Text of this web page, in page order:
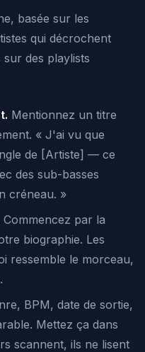
basée sur les
qui décrochent
des playlists
Mentionnez un titre
« J'ai vu que
de [Artiste] — ce
des sub-basses
créneau. »
Commencez par la
biographie. Les
ressemble le morceau,
BPM, date de sortie,
Mettez ça dans
scannent, ils ne lisent